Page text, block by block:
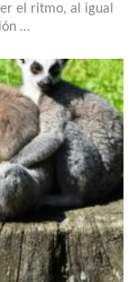
el ritmo, al igual
…